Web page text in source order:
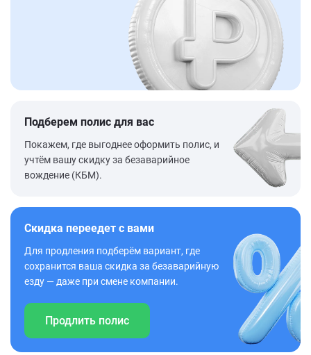
Подберем полис для вас
Покажем, где выгоднее оформить полис, и
учтём вашу скидку за безаварийное
вождение (КБМ).
Скидка переедет с вами
Для продления подберём вариант, где
сохранится ваша скидка за безаварийную
езду — даже при смене компании.
Продлить полис